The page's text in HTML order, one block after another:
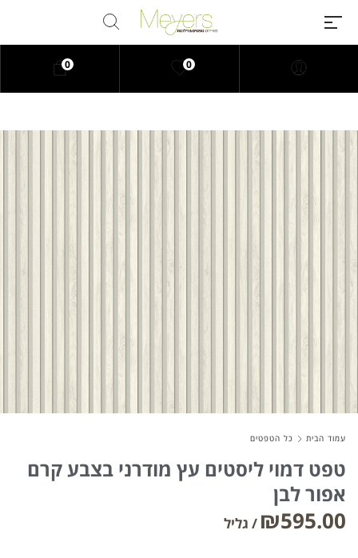
creative assets, use smart design
templates, learn creative skills or
even hire freelancers. With an
industry-leading marketplace
paired with an unlimited
subscription service, Envato
helps creatives like you get
Privacy Policy
Sitemap
0
0
עמוד הבית כל הטפטים
טפט דמוי ליסטים עץ מודרני בצבע קרם
אפור לבן
₪595.00